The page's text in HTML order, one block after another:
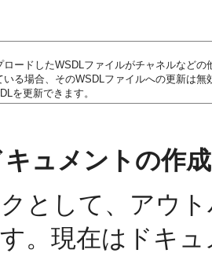
ロードしたWSDLファイルがチャネルなど
いる場合、そのWSDLファイルへの更新は
を更新できます。
ュメントの作成
として、アウ
。現在はドキ